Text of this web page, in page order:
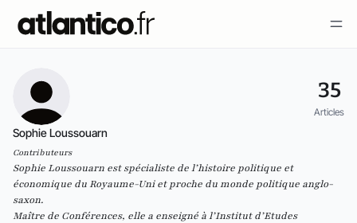
35
Articles
Sophie Loussouarn
Contributeurs
Sophie Loussouarn est spécialiste de l’histoire politique et
économique du Royaume-Uni et proche du monde politique anglo-
saxon.
Maître de Conférences, elle a enseigné à l’Institut d’Etudes